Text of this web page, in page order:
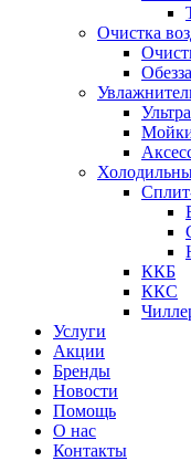
Очистка
ККБ
ККС
Услуги
Акции
Бренды
Новости
Помощь
О нас
Контакты